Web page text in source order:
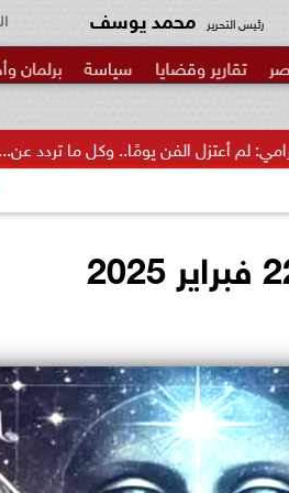
رئيس التحرير محمد يوسف
تقارير وقضايا سياسة برلمان
يومًا.. وكل ما تردد عن...